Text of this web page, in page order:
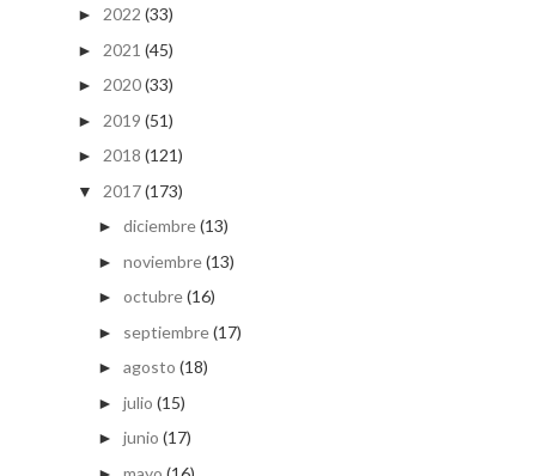
► 2022 (33)
► 2021 (45)
► 2020(33)
► 2019 (51)
► 2018 (121)
▼ 2017(173)
► diciembre(13)
► noviembre(13)
► octubre(16)
► septiembre(17)
► agosto (18)
► julio (15)
► junio (17)